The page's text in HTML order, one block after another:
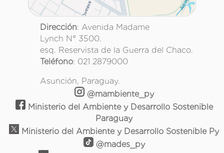
Dirección: Avenida Madame
Lynch N° 3500.
esq. Reservista de la Guerra del Chaco.
Teléfono: 021 2879000
Asunción, Paraguay.
@mambiente_py
Ministerio del Ambiente y Desarrollo Sostenible
Paraguay
Ministerio del Ambiente y Desarrollo Sostenible Py
@mades_py